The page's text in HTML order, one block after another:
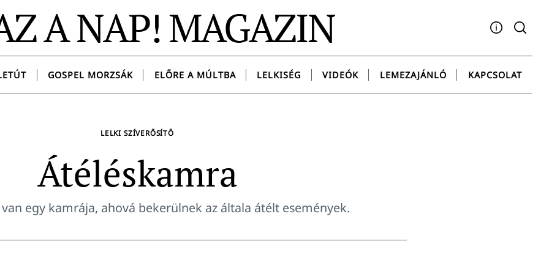
A NAP! MAGAZIN
Facebook
YouTubeInstagram
TwitterSpotify
GOSPEL MORZSÁK ELŐRE A MÚLTBA LELKISÉG VIDEÓK LEMEZAJÁNLÓ KAPCSOLAT
LELKI SZÍVERŐSÍTŐ
Átéléskamra
egy kamrája, ahová bekerülnek az általa átélt események.